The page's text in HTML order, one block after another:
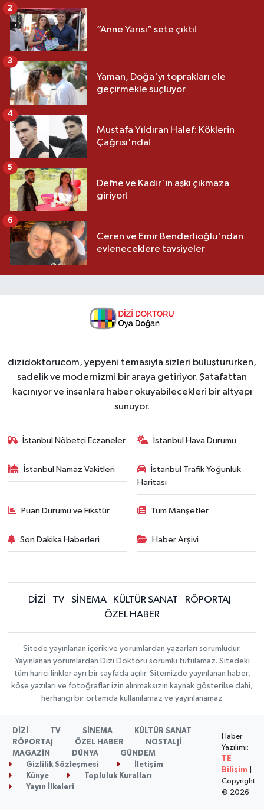
“Anne Yarısı” sete çıktı!
2
Yaman, Doğa'yı toprakları ele
geçirmekle suçluyor
3
Mustafa Yıldıran Halef: Köklerin
Çağrısı'nda!
4
Defne ve Kadir'in aşkı çıkmaza
giriyor!
5
Ceren ve Emir Benderlioğlu'ndan
evleneceklere tavsiyeler
6
dizidoktorucom, yepyeni temasıyla sizleri buluştururken,
sadelik ve modernizmi bir araya getiriyor. Şatafattan
kaçınıyor ve insanlara haber okuyabilecekleri bir altyapı
sunuyor.
İstanbul Nöbetçi Eczaneler İstanbul Hava Durumu
İstanbul Namaz Vakitleri
İstanbul Trafik Yoğunluk
Haritası
Puan Durumu ve Fikstür Tüm Manşetler
Son Dakika Haberleri Haber Arşivi
DİZİ TV SİNEMA KÜLTÜR SANAT
RÖPORTAJ
ÖZEL HABER
Sitede yayınlanan içerik ve yorumlardan yazarları sorumludur.
Yayınlanan yorumlardan Dizi Doktoru sorumlu tutulamaz. Sitedeki
tüm harici linkler ayrı bir sayfada açılır. Sitemizde yayınlanan haber,
köşe yazıları ve fotoğraflar izin alınmaksızın kaynak gösterilse dahi,
herhangi bir ortamda kullanılamaz ve yayınlanamaz
DİZİ TV SİNEMA
KÜLTÜR SANAT
RÖPORTAJ
ÖZEL HABER
NOSTALJİ
MAGAZİN
DÜNYA
GÜNDEM
Gizlilik Sözleşmesi
İletişim
Künye
Topluluk Kuralları
Yayın İlkeleri
Haber
Yazılımı:
TE
Bilişim
Copyright
© 2026